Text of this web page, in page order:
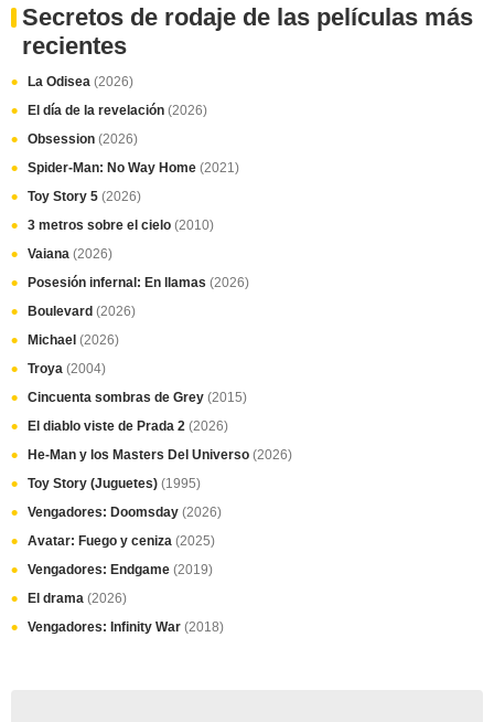
Secretos de rodaje de las películas más
recientes
La Odisea (2026)
El día de la revelación (2026)
Obsession (2026)
Spider-Man: No Way Home (2021)
Toy Story 5 (2026)
3 metros sobre el cielo (2010)
Vaiana (2026)
Posesión infernal: En llamas (2026)
Boulevard (2026)
Michael (2026)
Troya (2004)
Cincuenta sombras de Grey (2015)
El diablo viste de Prada 2 (2026)
He-Man y los Masters Del Universo (2026)
Toy Story (Juguetes) (1995)
Vengadores: Doomsday (2026)
Avatar: Fuego y ceniza (2025)
Vengadores: Endgame (2019)
El drama (2026)
Vengadores: Infinity War (2018)